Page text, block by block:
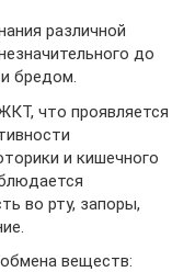
различной
до
бредом.
что проявляется
и кишечного
во рту, запоры,
веществ: